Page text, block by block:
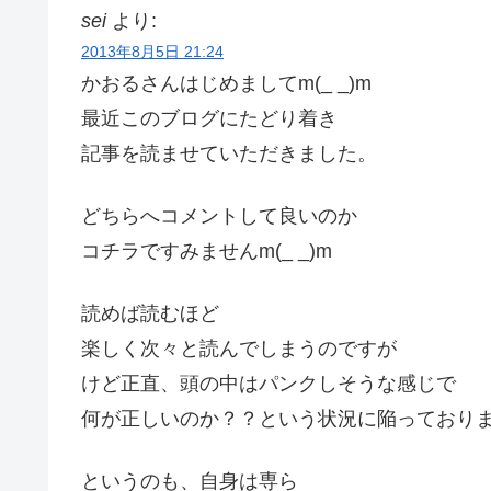
sei より:
2013年8月5日 21:24
かおるさんはじめましてm(_ _)m
最近このブログにたどり着き
記事を読ませていただきました。
どちらへコメントして良いのか
コチラですみませんm(_ _)m
読めば読むほど
楽しく次々と読んでしまうのですが
けど正直、頭の中はパンクしそうな感じで
何が正しいのか？？という状況に陥っており
というのも、自身は専ら